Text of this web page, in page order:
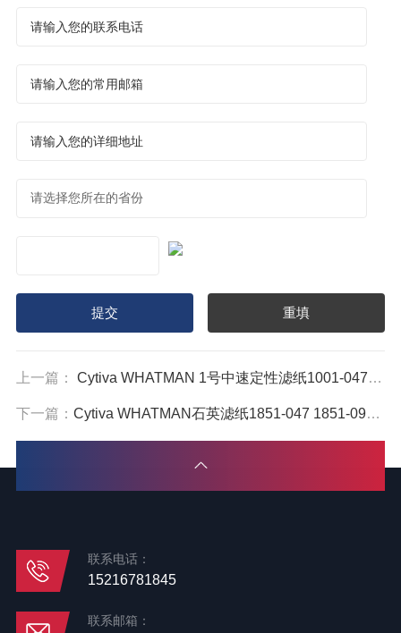
上一篇： Cytiva WHATMAN 1号中速定性滤纸1001-047 1001-110
下一篇： Cytiva WHATMAN石英滤纸1851-047 1851-090 1851-865
联系电话：
15216781845
联系邮箱：